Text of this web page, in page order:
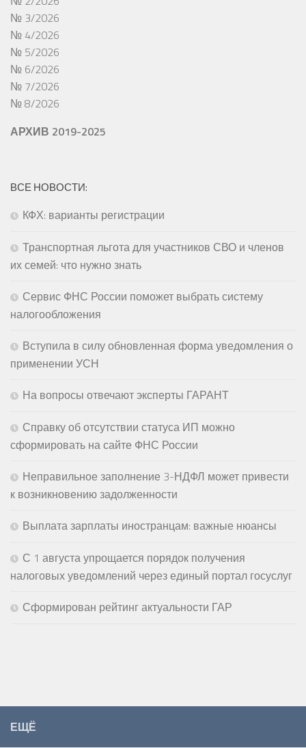
№ 3/2026
№ 4/2026
№ 5/2026
№ 6/2026
№ 7/2026
№ 8/2026
АРХИВ 2019-2025
ВСЕ НОВОСТИ:
КФХ: варианты регистрации
Транспортная льгота для участников СВО и членов
их семей: что нужно знать
Сервис ФНС России поможет выбрать систему
налогообложения
Вступила в силу обновленная форма уведомления о
применении УСН
На вопросы отвечают эксперты ГАРАНТ
Справку об отсутствии статуса ИП можно
сформировать на сайте ФНС России
Неправильное заполнение 3-НДФЛ может привести
к возникновению задолженности
Выплата зарплаты иностранцам: важные нюансы
С 1 августа упрощается порядок получения
налоговых уведомлений через единый портал госуслуг
Сформирован рейтинг актуальности ГАР
ЕЩЁ